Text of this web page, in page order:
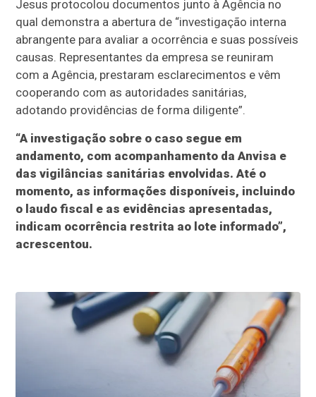
Jesus protocolou documentos junto à Agência no
qual demonstra a abertura de “investigação interna
abrangente para avaliar a ocorrência e suas possíveis
causas. Representantes da empresa se reuniram
com a Agência, prestaram esclarecimentos e vêm
cooperando com as autoridades sanitárias,
adotando providências de forma diligente”.
“A investigação sobre o caso segue em
andamento, com acompanhamento da Anvisa e
das vigilâncias sanitárias envolvidas. Até o
momento, as informações disponíveis, incluindo
o laudo fiscal e as evidências apresentadas,
indicam ocorrência restrita ao lote informado”,
acrescentou.